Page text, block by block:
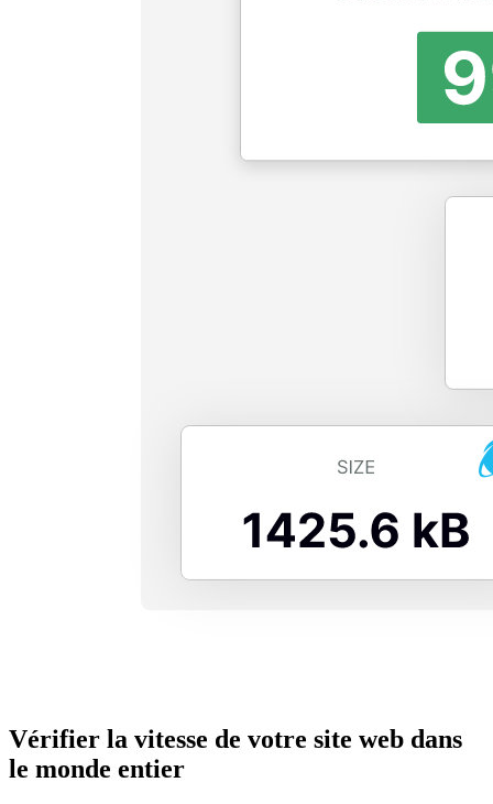
Vérifier la vitesse de votre site web dans
le monde entier